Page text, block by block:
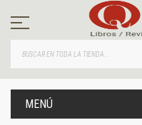
contenido
MENÚ